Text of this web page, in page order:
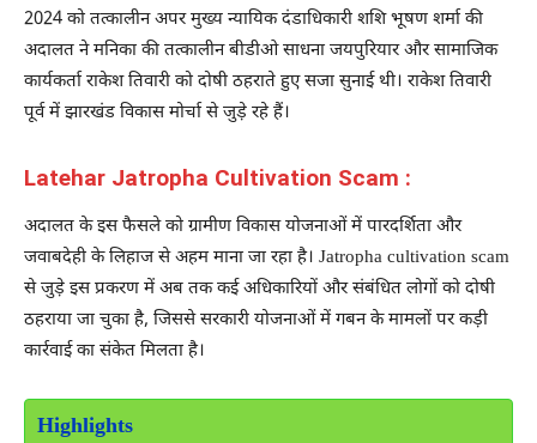
2024 को तत्कालीन अपर मुख्य न्यायिक दंडाधिकारी शशि भूषण शर्मा की
अदालत ने मनिका की तत्कालीन बीडीओ साधना जयपुरियार और सामाजिक
कार्यकर्ता राकेश तिवारी को दोषी ठहराते हुए सजा सुनाई थी। राकेश तिवारी
पूर्व में झारखंड विकास मोर्चा से जुड़े रहे हैं।
Latehar Jatropha Cultivation Scam :
अदालत के इस फैसले को ग्रामीण विकास योजनाओं में पारदर्शिता और
जवाबदेही के लिहाज से अहम माना जा रहा है। Jatropha cultivation scam
से जुड़े इस प्रकरण में अब तक कई अधिकारियों और संबंधित लोगों को दोषी
ठहराया जा चुका है, जिससे सरकारी योजनाओं में गबन के मामलों पर कड़ी
कार्रवाई का संकेत मिलता है।
Highlights